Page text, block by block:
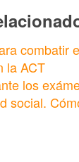
combatir
la ACT
los
social.